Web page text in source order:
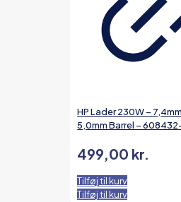
HP Lader 230W –
5,0mm Barrel –
499,00 kr.
Tilføj til kurv
Tilføj til kurv